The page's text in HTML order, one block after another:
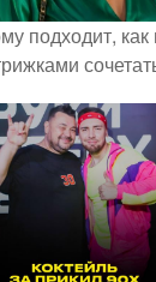
подходит, как